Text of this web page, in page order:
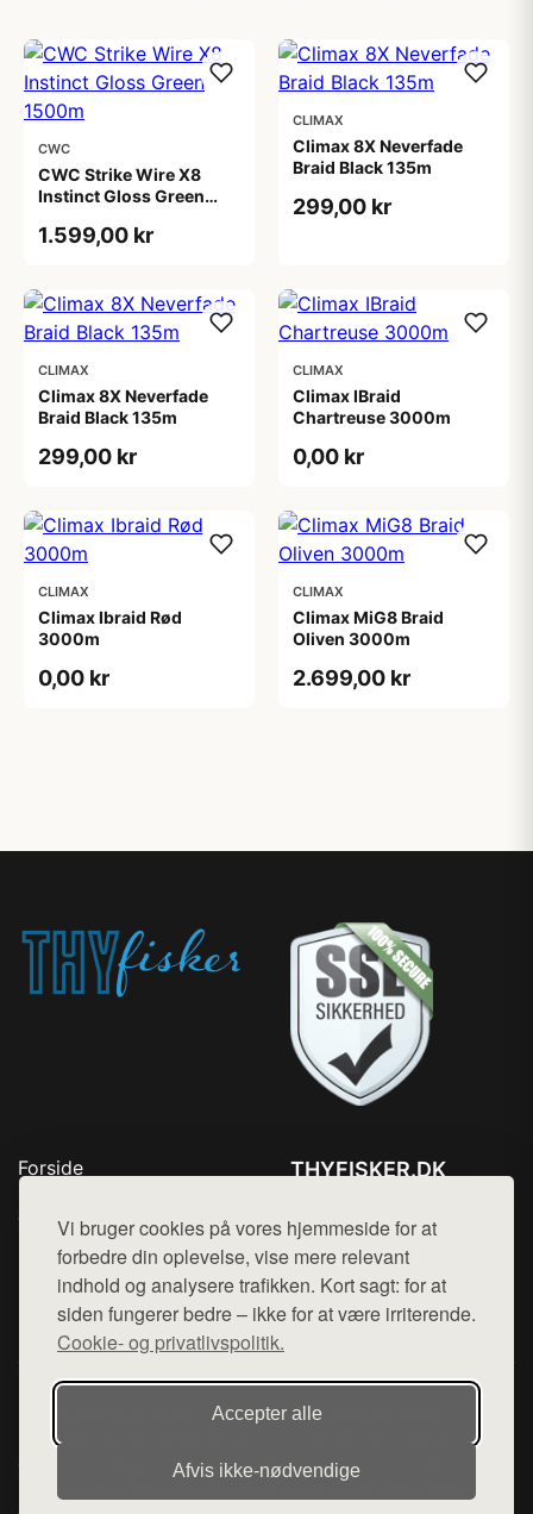
Vi bruger cookies på vores hjemmeside for at
forbedre din oplevelse, vise mere relevant
indhold og analysere trafikken. Kort sagt: for at
siden fungerer bedre – ikke for at være irriterende.
Cookie- og privatlivspolitik.
Accepter alle
Afvis ikke‑nødvendige
CWC
CWC Strike Wire X8
Instinct Gloss Green
1.599,00 kr
CLIMAX
Climax 8X Neverfade
Braid Black 135m
299,00 kr
CLIMAX
Climax 8X Neverfade
Braid Black 135m
299,00 kr
CLIMAX
Climax IBraid
Chartreuse 3000m
0,00 kr
CLIMAX
Climax Ibraid Rød
3000m
0,00 kr
CLIMAX
Climax MiG8 Braid
Oliven 3000m
2.699,00 kr
Forside
Top Rabatter
Kontakt
THYFISKER.DK
Mail: hej@want.dk
Cookie- og privatlivspolitik
Denne side er en del af want.dk, der udgiver en række
hjemmesider med præsentation af forskellige produkter fra
diverse webshops. Der sælges ikke varer fra denne side - vi
henviser til de shops, som sælger varen. Vi har heller ikke